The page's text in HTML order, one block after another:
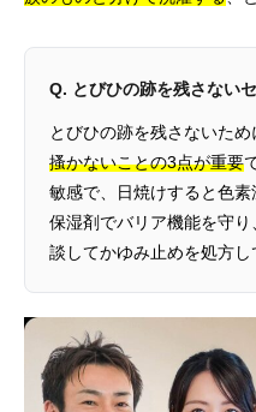
Q. とびひの跡を残さない
とびひの跡を残さないため
搔かないことの3点が重要
敏感で、日焼けすると色
保湿剤でバリア機能を守
談してかゆみ止めを処方し